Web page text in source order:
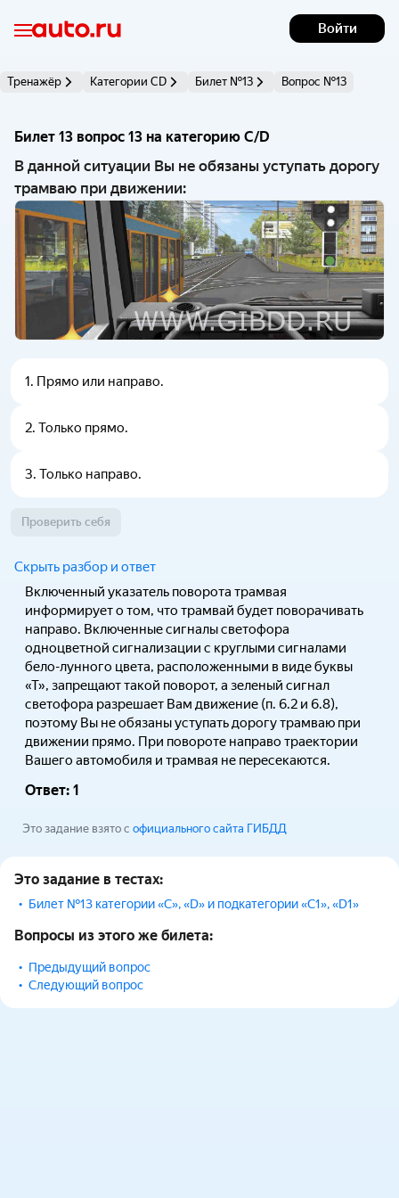
Войти
Тренажёр Категории CD Билет №13 Вопрос №13
Билет 13 вопрос 13 на категорию C/D
В данной ситуации Вы не обязаны уступать дорогу
трамваю при движении:
1. Прямо или направо.
2. Только прямо.
3. Только направо.
Проверить себя
Скрыть разбор и ответ
Включенный указатель поворота трамвая
информирует о том, что трамвай будет поворачивать
направо. Включенные сигналы светофора
одноцветной сигнализации с круглыми сигналами
бело-лунного цвета, расположенными в виде буквы
«Т», запрещают такой поворот, а зеленый сигнал
светофора разрешает Вам движение (п. 6.2 и 6.8),
поэтому Вы не обязаны уступать дорогу трамваю при
движении прямо. При повороте направо траектории
Вашего автомобиля и трамвая не пересекаются.
Ответ: 1
Это задание взято с официального сайта ГИБДД
Это задание в тестах:
Билет №13 категории «С», «D» и подкатегории «С1», «D1»
Вопросы из этого же билета:
Предыдущий вопрос
Следующий вопрос